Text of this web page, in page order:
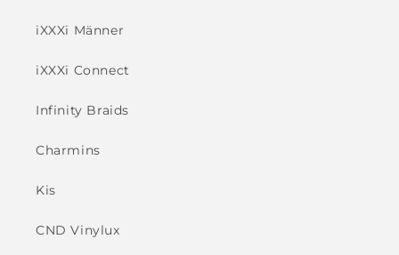
iXXXi Männer
iXXXi Connect
Infinity Braids
Charmins
Kis
CND Vinylux